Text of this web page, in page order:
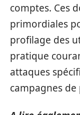
comptes. Ces
primordiales
profilage des
pratique
attaques
campagnes